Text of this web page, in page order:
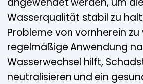
angewendet werden, um die
Wasserqualität stabil zu
Probleme von vornherein zu
regelmäßige Anwendung
Wasserwechsel hilft,
neutralisieren und ein